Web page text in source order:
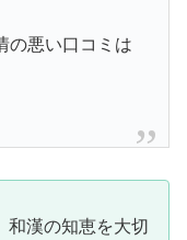
の悪い口コミは
和漢の知恵を大切